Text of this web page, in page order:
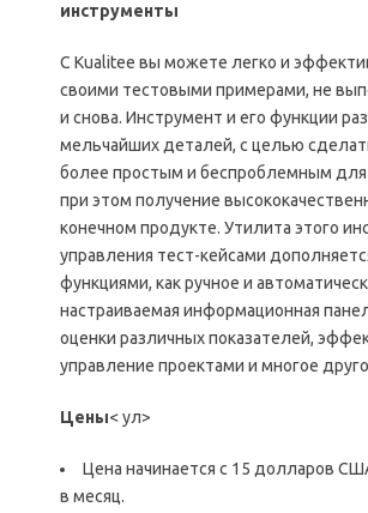
инструменты
С Kualitee вы можете легко и
своими тестовыми примерами, не
и снова. Инструмент и его функции
мельчайших деталей, с целью
более простым и беспроблемным для
при этом получение
конечном продукте. Утилита этого
управления тест-кейсами
функциями, как ручное и
настраиваемая информационная
оценки различных показателей,
управление проектами и многое
Цены< ул>
Цена начинается с 15 долларов
в месяц.